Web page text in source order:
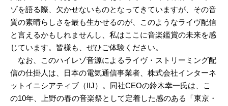
ゾを語る際、欠かせないものとなってきていますが、その音
質の素晴らしさを最も生かせるのが、このようなライヴ配信
と言えるかもしれませんし、私はここに音楽鑑賞の未来を感
じています。皆様も、ぜひご体験ください。
なお、このハイレゾ音源によるライヴ・ストリーミング配
信の仕掛人は、日本の電気通信事業者、株式会社インターネ
ットイニシアティブ（IIJ）。同社CEOの鈴木幸一氏は、こ
の10年、上野の春の音楽祭として定着した感のある「東京・